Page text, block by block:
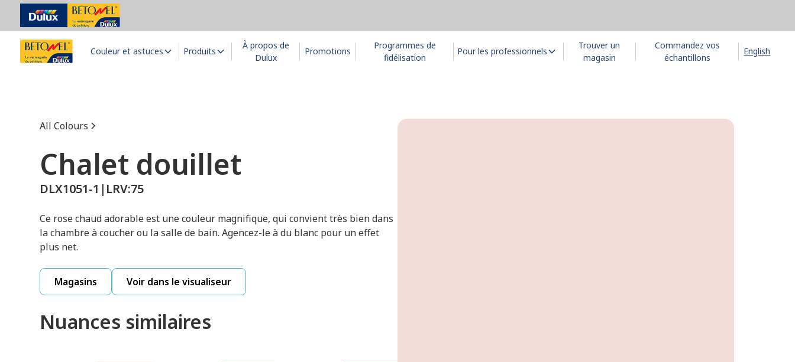
Couleur et astuces Produits
À propos de
Dulux
Promotions
Programmes de
fidélisation
Pour les professionnels
Trouver un
magasin
Commandez vos
échantillons
English
All Colours
Chalet douillet
DLX1051-1 | LRV:75
Ce rose chaud adorable est une couleur magnifique, qui convient très bien dans
la chambre à coucher ou la salle de bain. Agencez-le à du blanc pour un effet
plus net.
Magasins Voir dans le visualiseur
Nuances similaires